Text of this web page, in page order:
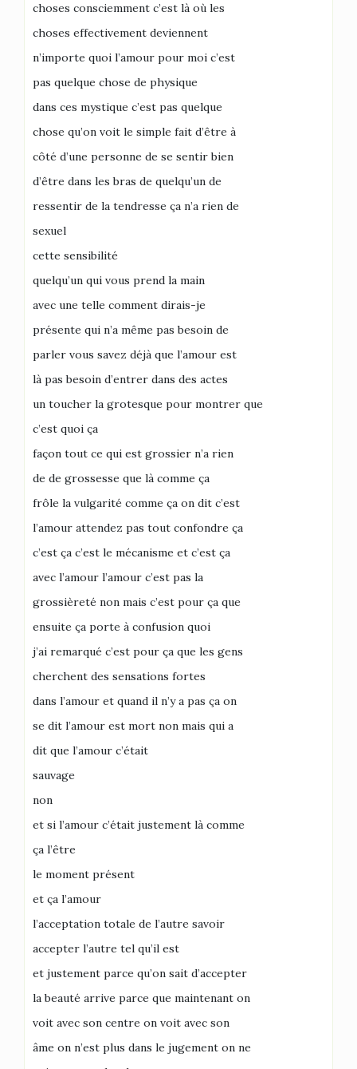
choses consciemment c’est là où les
choses effectivement deviennent
n’importe quoi l’amour pour moi c’est
pas quelque chose de physique
dans ces mystique c’est pas quelque
chose qu’on voit le simple fait d’être à
côté d’une personne de se sentir bien
d’être dans les bras de quelqu’un de
ressentir de la tendresse ça n’a rien de
sexuel
cette sensibilité
quelqu’un qui vous prend la main
avec une telle comment dirais-je
présente qui n’a même pas besoin de
parler vous savez déjà que l’amour est
là pas besoin d’entrer dans des actes
un toucher la grotesque pour montrer que
c’est quoi ça
façon tout ce qui est grossier n’a rien
de de grossesse que là comme ça
frôle la vulgarité comme ça on dit c’est
l’amour attendez pas tout confondre ça
c’est ça c’est le mécanisme et c’est ça
avec l’amour l’amour c’est pas la
grossièreté non mais c’est pour ça que
ensuite ça porte à confusion quoi
j’ai remarqué c’est pour ça que les gens
cherchent des sensations fortes
dans l’amour et quand il n’y a pas ça on
se dit l’amour est mort non mais qui a
dit que l’amour c’était
sauvage
non
et si l’amour c’était justement là comme
ça l’être
le moment présent
et ça l’amour
l’acceptation totale de l’autre savoir
accepter l’autre tel qu’il est
et justement parce qu’on sait d’accepter
la beauté arrive parce que maintenant on
voit avec son centre on voit avec son
âme on n’est plus dans le jugement on ne